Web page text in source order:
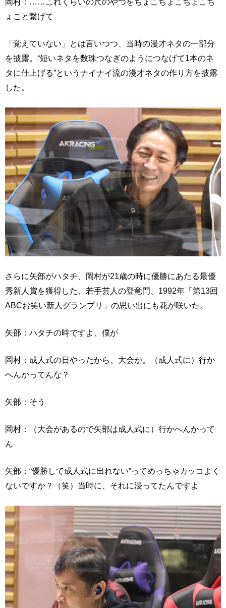
ょこと繋げて
「覚えていない」とは言いつつ、当時の漫才ネタの一部分
を披露。“短いネタを数珠つなぎのようにつなげて1本のネ
タに仕上げる”というナイナイ流の漫才ネタの作り方を披露
した。
さらに矢部がハタチ、岡村が21歳の時に優勝にあたる最優
秀新人賞を獲得した、若手芸人の登竜門、1992年「第13回
ABCお笑い新人グランプリ」の思い出にも花が咲いた。
矢部：ハタチの時ですよ、僕が
岡村：成人式の日やったから、大会が。（成人式に）行か
へんかってんな？
矢部：そう
岡村：（大会があるので矢部は成人式に）行かへんかって
ん
矢部：“優勝して成人式に出れない”ってめっちゃカッコよく
ないですか？（笑）当時に、それに浸ってたんですよ